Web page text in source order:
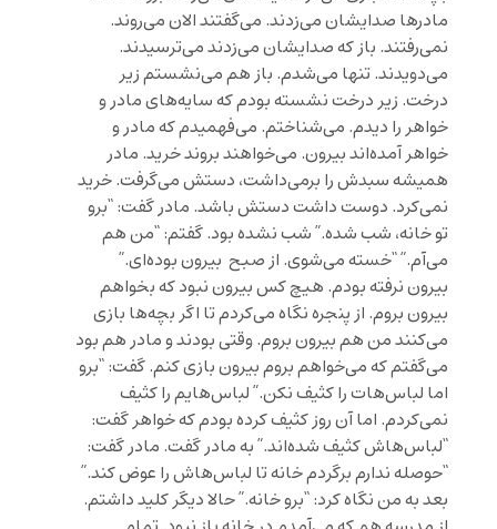
مادرها صدایشان می‌زدند. می‌گفتند الان می‌روند.
نمی‌رفتند. باز که صدایشان می‌زدند می‌ترسیدند.
می‌دویدند. تنها می‌شدم. باز هم می‌نشستم زیر
درخت. زیر درخت نشسته بودم که سایه‌ها‌ی مادر و
خواهر را دیدم. می‌شناختم. می‌فهمیدم که مادر و
خواهر آمده‌اند بیرون. می‌خواهند بروند خرید. مادر
همیشه سبدش را برمی‌داشت، دستش می‌گرفت. خرید
نمی‌کرد. دوست داشت دستش باشد. مادر گفت: “برو
تو خانه، شب شده.” شب نشده بود. گفتم: “من هم
می‌آم.” “خسته می‌شوی. از صبح بیرون بوده‌ای.”
بیرون نرفته بودم. هیچ کس بیرون نبود که بخواهم
بیرون بروم. از پنجره نگاه می‌کردم تا اگر بچه‌ها بازی
می‌کنند من هم بیرون بروم. وقتی بودند و مادر هم بود
می‌گفتم که می‌خواهم بروم بیرون بازی کنم. گفت: “برو
اما لباس‌هات را کثیف نکن.” لباس‌هایم را کثیف
نمی‌کردم. اما آن روز کثیف کرده بودم که خواهر گفت:
“لباس‌هاش کثیف شده‌اند.” به مادر گفت. مادر گفت:
“حوصله ندارم برگردم خانه تا لباس‌هاش را عوض کند.”
بعد به من نگاه کرد: “برو خانه.” حالا دیگر کلید داشتم.